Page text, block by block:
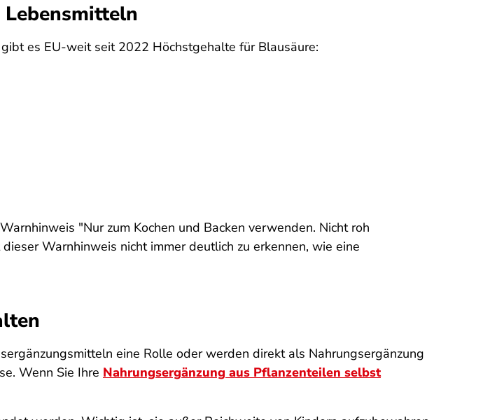
es EU-weit seit 2022 Höchstgehalte für Blausäure:
"Nur zum Kochen und Backen verwenden. Nicht roh
Warnhinweis nicht immer deutlich zu erkennen, wie eine
eine Rolle oder werden direkt als Nahrungsergänzung
Wenn Sie Ihre Nahrungsergänzung aus Pflanzenteilen selbst